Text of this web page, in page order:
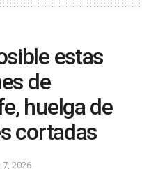
estas
de
huelga de
cortadas
7, 2026